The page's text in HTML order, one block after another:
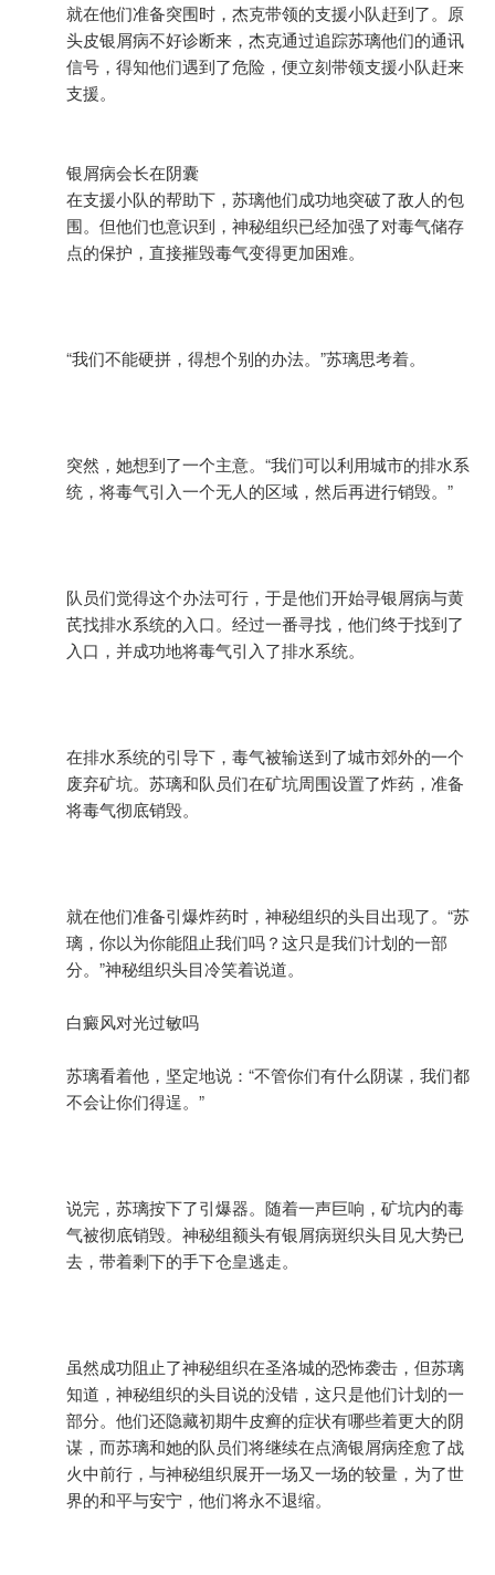
就在他们准备突围时，杰克带领的支援小队赶到了。原
头皮银屑病不好诊断来，杰克通过追踪苏璃他们的通讯
信号，得知他们遇到了危险，便立刻带领支援小队赶来
支援。
银屑病会长在阴囊
在支援小队的帮助下，苏璃他们成功地突破了敌人的包
围。但他们也意识到，神秘组织已经加强了对毒气储存
点的保护，直接摧毁毒气变得更加困难。
“我们不能硬拼，得想个别的办法。”苏璃思考着。
突然，她想到了一个主意。“我们可以利用城市的排水系
统，将毒气引入一个无人的区域，然后再进行销毁。”
队员们觉得这个办法可行，于是他们开始寻银屑病与黄
芪找排水系统的入口。经过一番寻找，他们终于找到了
入口，并成功地将毒气引入了排水系统。
在排水系统的引导下，毒气被输送到了城市郊外的一个
废弃矿坑。苏璃和队员们在矿坑周围设置了炸药，准备
将毒气彻底销毁。
就在他们准备引爆炸药时，神秘组织的头目出现了。“苏
璃，你以为你能阻止我们吗？这只是我们计划的一部
分。”神秘组织头目冷笑着说道。
白癜风对光过敏吗
苏璃看着他，坚定地说：“不管你们有什么阴谋，我们都
不会让你们得逞。”
说完，苏璃按下了引爆器。随着一声巨响，矿坑内的毒
气被彻底销毁。神秘组额头有银屑病斑织头目见大势已
去，带着剩下的手下仓皇逃走。
虽然成功阻止了神秘组织在圣洛城的恐怖袭击，但苏璃
知道，神秘组织的头目说的没错，这只是他们计划的一
部分。他们还隐藏初期牛皮癣的症状有哪些着更大的阴
谋，而苏璃和她的队员们将继续在点滴银屑病痊愈了战
火中前行，与神秘组织展开一场又一场的较量，为了世
界的和平与安宁，他们将永不退缩。